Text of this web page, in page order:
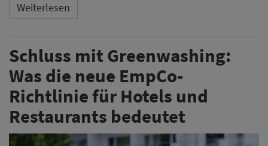
Weiterlesen
Schluss mit Greenwashing:
Was die neue EmpCo-
Richtlinie für Hotels und
Restaurants bedeutet